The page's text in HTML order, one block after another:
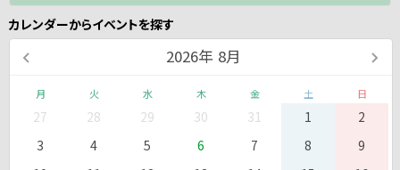
カレンダーからイベントを探す
2026年 8月
月 火 水 木 金 土 日
27 28 29 30 31 1
2
3
4 5 6 7 8
9